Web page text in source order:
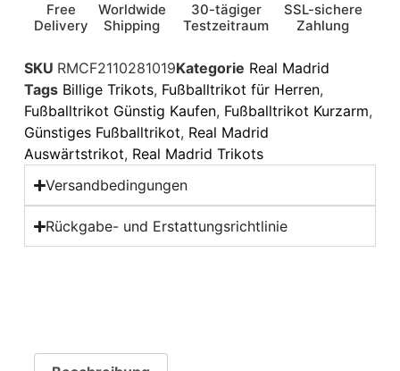
Free
Delivery
Worldwide
Shipping
30-tägiger
Testzeitraum
SSL-sichere
Zahlung
SKU RMCF2110281019Kategorie Real Madrid
Tags Billige Trikots, Fußballtrikot für Herren,
Fußballtrikot Günstig Kaufen, Fußballtrikot Kurzarm,
Günstiges Fußballtrikot, Real Madrid
Auswärtstrikot, Real Madrid Trikots
Versandbedingungen
Rückgabe- und Erstattungsrichtlinie